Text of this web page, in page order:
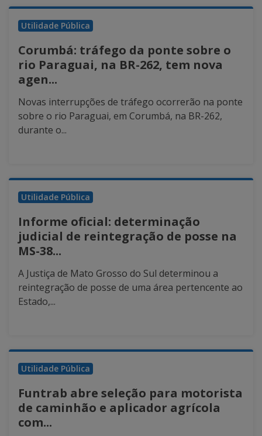
Utilidade Pública
Corumbá: tráfego da ponte sobre o
rio Paraguai, na BR-262, tem nova
agen...
Novas interrupções de tráfego ocorrerão na ponte
sobre o rio Paraguai, em Corumbá, na BR-262,
durante o...
Utilidade Pública
Informe oficial: determinação
judicial de reintegração de posse na
MS-38...
A Justiça de Mato Grosso do Sul determinou a
reintegração de posse de uma área pertencente ao
Estado,...
Utilidade Pública
Funtrab abre seleção para motorista
de caminhão e aplicador agrícola
com...